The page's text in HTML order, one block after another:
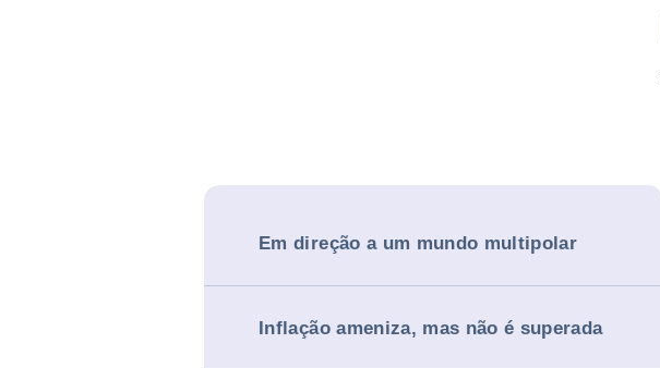
Em direção a um mundo multipolar
Inflação ameniza, mas não é superada